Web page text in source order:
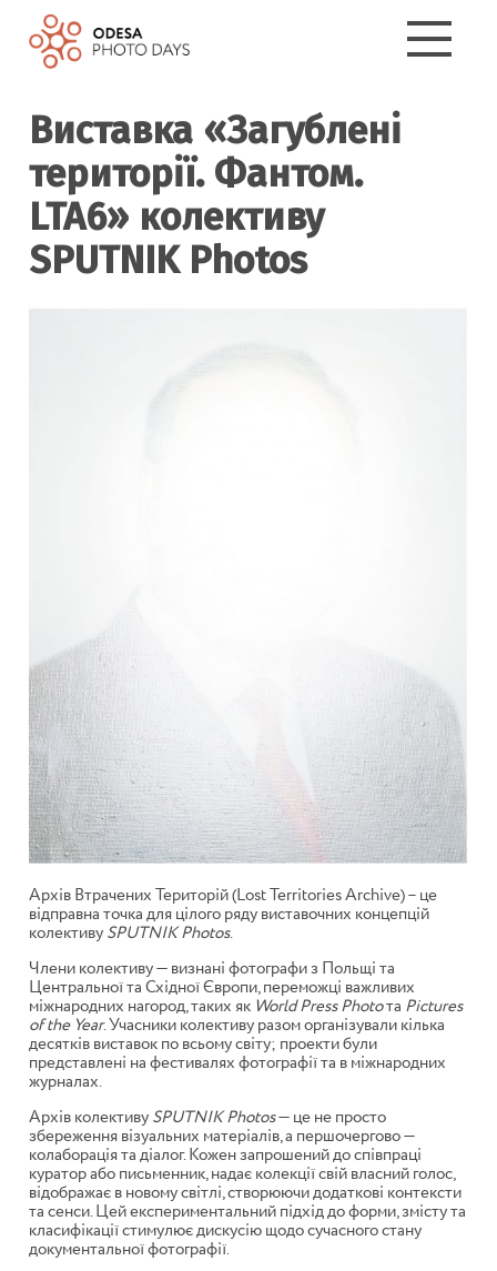
Виставка «Загублені
території. Фантом.
LTA6» колективу
SPUTNIK Photos
Архів Втрачених Територій (Lost Territories Archive) – це
відправна точка для цілого ряду виставочних концепцій
колективуSPUTNIK Photos.
Члени колективу — визнані фотографи з Польщі та
Центральної та Східної Європи, переможці важливих
міжнародних нагород, таких як World Press Photoта Pictures
of the Year. Учасники колективу разом організували кілька
десятків виставок по всьому світу; проекти були
представлені на фестивалях фотографії та в міжнародних
журналах.
Архів колективуSPUTNIK Photos— це не просто
збереження візуальних матеріалів, а першочергово —
колаборація та діалог. Кожен запрошений до співпраці
куратор або письменник, надає колекції свій власний голос,
відображає в новому світлі, створюючи додаткові контексти
та сенси. Цей експериментальний підхід до форми, змісту та
класифікації стимулює дискусію щодо сучасного стану
документальної фотографії.